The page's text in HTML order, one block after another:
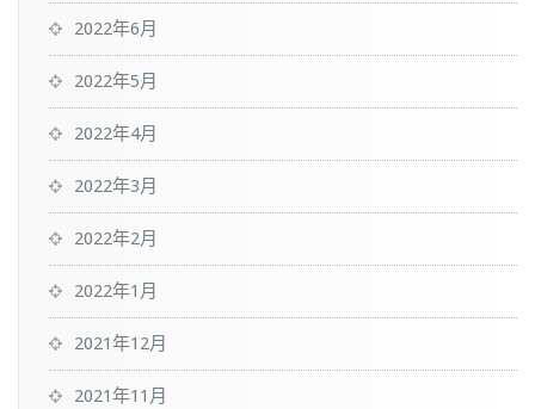
2022年6月
2022年5月
2022年4月
2022年3月
2022年2月
2022年1月
2021年12月
2021年11月